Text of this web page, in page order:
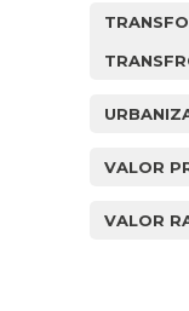
VALOR
VALOR